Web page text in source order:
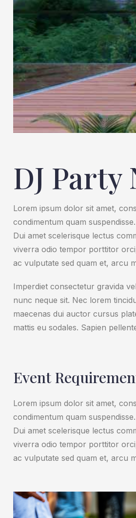
DJ Party
Lorem ipsum dolor sit amet,
condimentum quam
Dui amet scelerisque lectus
viverra odio tempor porttitor
ac vulputate sed quam et, arcu
Imperdiet consectetur gravida
nunc neque sit. Nec lorem
maecenas dui auctor cursus
mattis eu sodales. Sapien
Event
Lorem ipsum dolor sit amet,
condimentum quam
Dui amet scelerisque lectus
viverra odio tempor porttitor
ac vulputate sed quam et, arcu